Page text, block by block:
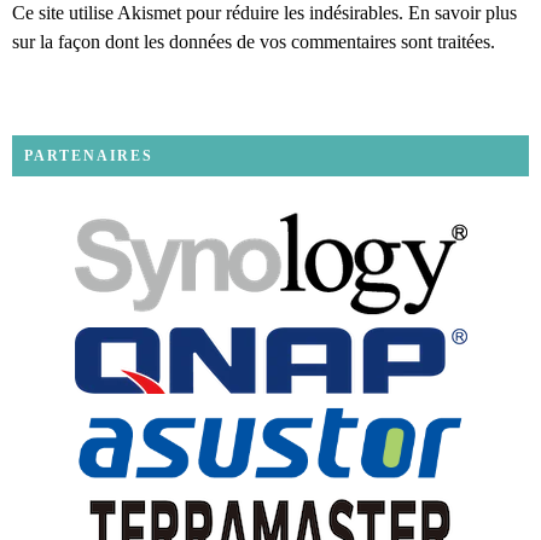
Ce site utilise Akismet pour réduire les indésirables. En savoir plus
sur la façon dont les données de vos commentaires sont traitées.
PARTENAIRES